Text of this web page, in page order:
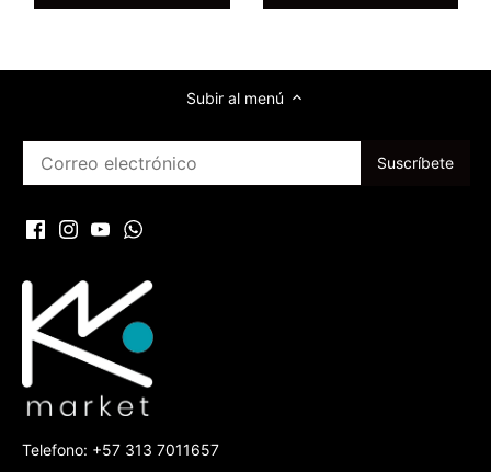
Subir al menú
Telefono: +57 313 7011657